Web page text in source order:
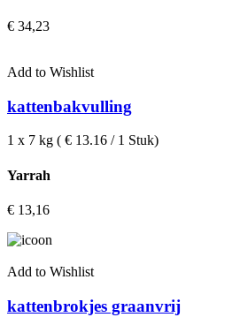
€ 34,23
Add to Wishlist
kattenbakvulling
1 x 7 kg ( € 13.16 / 1 Stuk)
Yarrah
€ 13,16
Add to Wishlist
kattenbrokjes graanvrij